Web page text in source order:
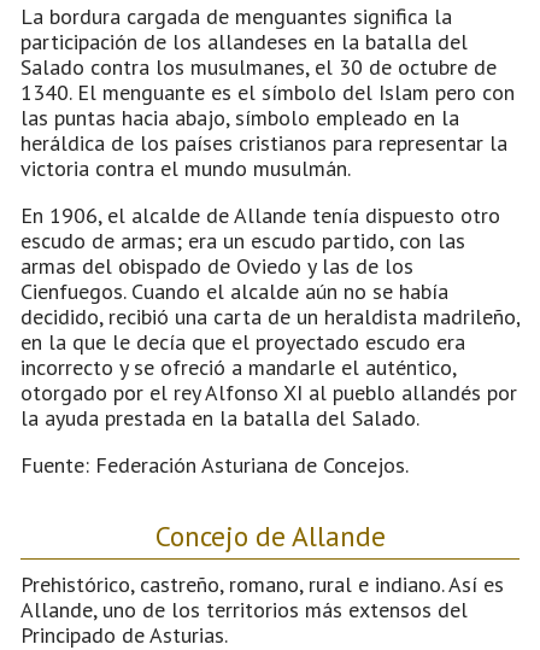
La bordura cargada de menguantes significa la
participación de los allandeses en la batalla del
Salado contra los musulmanes, el 30 de octubre de
1340. El menguante es el símbolo del Islam pero con
las puntas hacia abajo, símbolo empleado en la
heráldica de los países cristianos para representar la
victoria contra el mundo musulmán.
En 1906, el alcalde de Allande tenía dispuesto otro
escudo de armas; era un escudo partido, con las
armas del obispado de Oviedo y las de los
Cienfuegos. Cuando el alcalde aún no se había
decidido, recibió una carta de un heraldista madrileño,
en la que le decía que el proyectado escudo era
incorrecto y se ofreció a mandarle el auténtico,
otorgado por el rey Alfonso XI al pueblo allandés por
la ayuda prestada en la batalla del Salado.
Fuente: Federación Asturiana de Concejos.
Concejo de Allande
Prehistórico, castreño, romano, rural e indiano. Así es
Allande, uno de los territorios más extensos del
Principado de Asturias.